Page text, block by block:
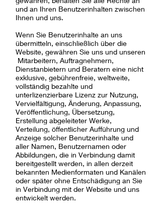
und an Ihren Benutzerinhalten zwischen
Ihnen und uns.
Wenn Sie Benutzerinhalte an uns
übermitteln, einschließlich über die
Website, gewähren Sie uns und unseren
Mitarbeitern, Auftragnehmern,
Dienstanbietern und Beratern eine nicht
exklusive, gebührenfreie, weltweite,
vollständig bezahlte und
unterlizenzierbare Lizenz zur Nutzung,
Vervielfältigung, Änderung, Anpassung,
Veröffentlichung, Übersetzung,
Erstellung abgeleiteter Werke,
Verteilung, öffentlicher Aufführung und
Anzeige solcher Benutzerinhalte und
aller Namen, Benutzernamen oder
Abbildungen, die in Verbindung damit
bereitgestellt werden, in allen derzeit
bekannten Medienformaten und Kanälen
oder später ohne Entschädigung an Sie
in Verbindung mit der Website und uns
entwickelt werden.